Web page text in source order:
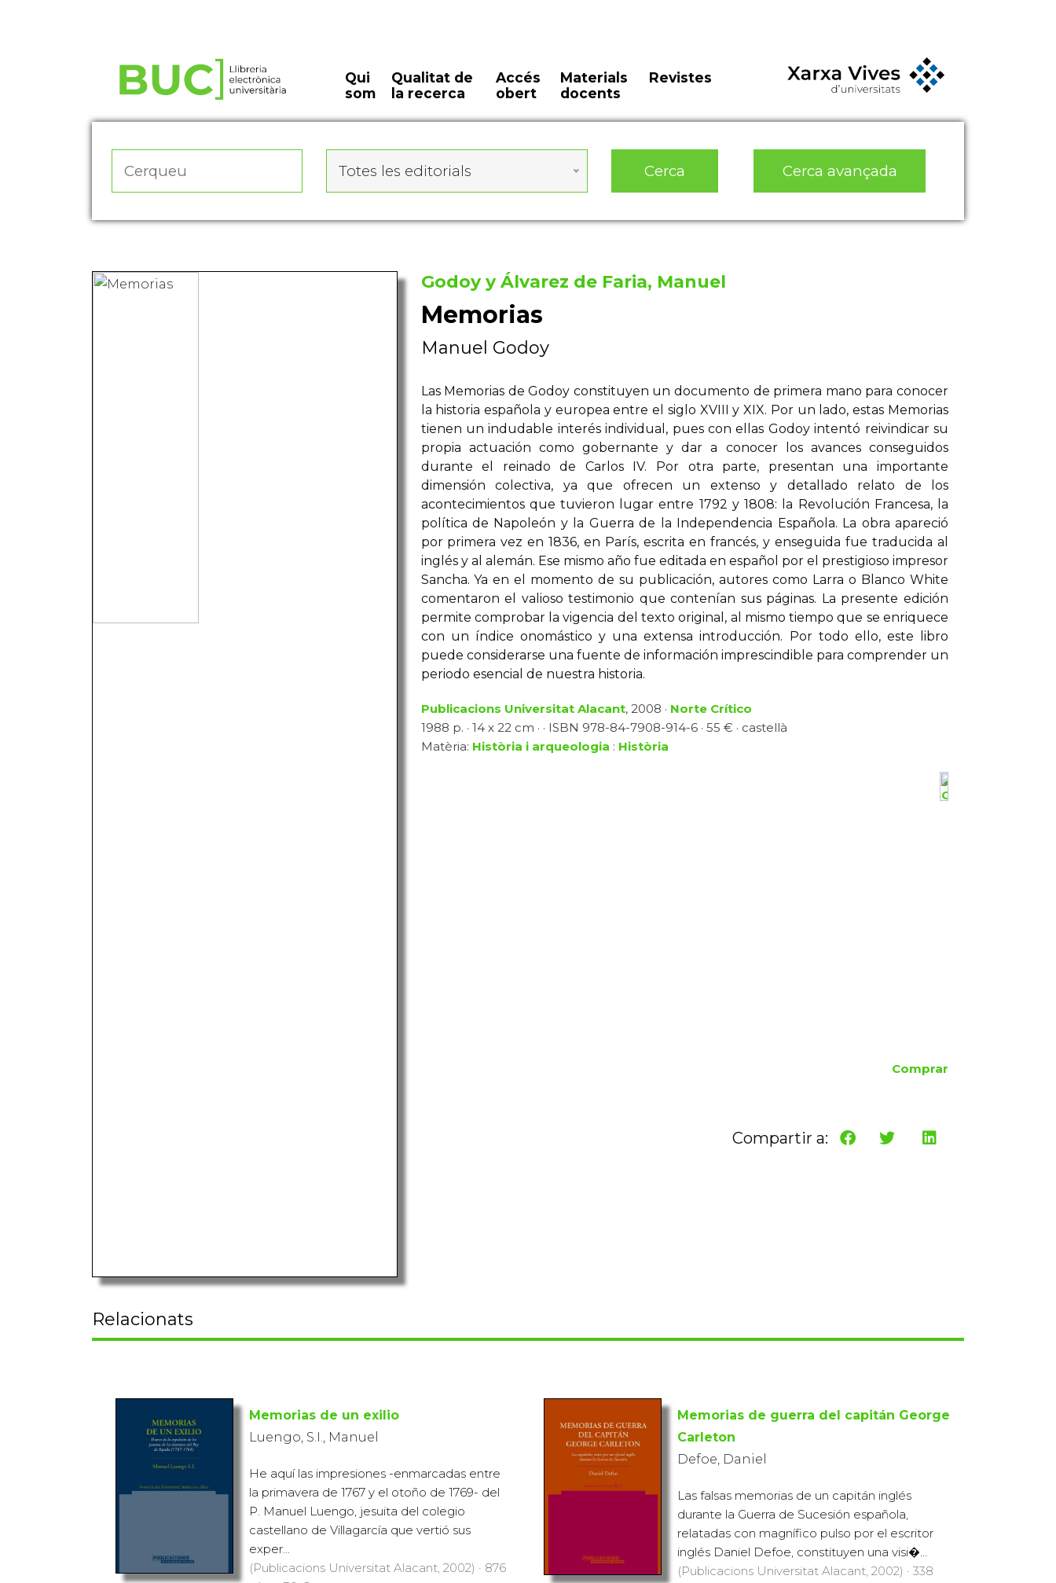
Qui
som
Qualitat de
la recerca
Accés
obert
Materials
docents
Revistes
Totes les editorials Cerca Cerca avançada
Godoy y Álvarez de Faria, Manuel
Memorias
Manuel Godoy
Las Memorias de Godoy constituyen un documento de primera mano para conocer
la historia española y europea entre el siglo XVIII y XIX. Por un lado, estas Memorias
tienen un indudable interés individual, pues con ellas Godoy intentó reivindicar su
propia actuación como gobernante y dar a conocer los avances conseguidos
durante el reinado de Carlos IV. Por otra parte, presentan una importante
dimensión colectiva, ya que ofrecen un extenso y detallado relato de los
acontecimientos que tuvieron lugar entre 1792 y 1808: la Revolución Francesa, la
política de Napoleón y la Guerra de la Independencia Española. La obra apareció
por primera vez en 1836, en París, escrita en francés, y enseguida fue traducida al
inglés y al alemán. Ese mismo año fue editada en español por el prestigioso impresor
Sancha. Ya en el momento de su publicación, autores como Larra o Blanco White
comentaron el valioso testimonio que contenían sus páginas. La presente edición
permite comprobar la vigencia del texto original, al mismo tiempo que se enriquece
con un índice onomástico y una extensa introducción. Por todo ello, este libro
puede considerarse una fuente de información imprescindible para comprender un
periodo esencial de nuestra historia.
Publicacions Universitat Alacant, 2008 · Norte Crítico
1988 p. · 14 x 22 cm · · ISBN 978-84-7908-914-6 · 55 € · castellà
Matèria: Història i arqueologia : Història
Comprar
Compartir a:
Relacionats
Memorias de un exilio
Luengo, S.I., Manuel
He aquí las impresiones -enmarcadas entre
la primavera de 1767 y el otoño de 1769- del
P. Manuel Luengo, jesuita del colegio
castellano de Villagarcía que vertió sus
exper...
(Publicacions Universitat Alacant, 2002) · 876
Memorias de guerra del capitán George
Carleton
Defoe, Daniel
Las falsas memorias de un capitán inglés
durante la Guerra de Sucesión española,
relatadas con magnífico pulso por el escritor
inglés Daniel Defoe, constituyen una visi�...
(Publicacions Universitat Alacant, 2002) · 338